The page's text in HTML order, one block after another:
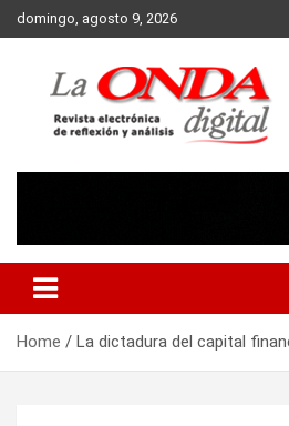
Skip
to
domingo, agosto 9, 2026
Home La dictadura del capital